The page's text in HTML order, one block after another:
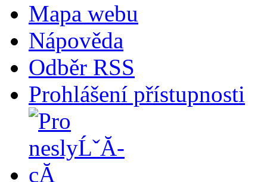
Mapa webu
Nápověda
Odběr RSS
Prohlášení přístupnosti